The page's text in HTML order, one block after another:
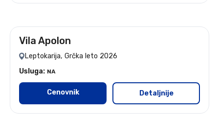
Vila Apolon
Leptokarija, Grčka leto 2026
Usluga: NA
Cenovnik Detaljnije